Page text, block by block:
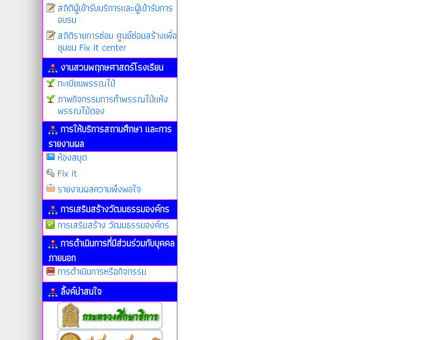
สถิติผู้เข้ารับบริการและผู้เข้ารับการ
อบรม
สถิติรายการซ่อม ศูนย์ซ่อมสร้างเพื่อ
ชุมชน Fix it center
งานสวนพฤกษศาสตร์โรงเรียน
ทะเบียนพรรณไม้
ภาพกิจกรรมการทำพรรณไม้แห้ง
พรรณไม้ดอง
การให้บริการสถานศึกษา และการ
รายงานผล
ห้องสมุด
Fix it
รายงานผลความพึงพอใจ
การเสริมสร้างวัฒนธรรมองค์กร
การเสริมสร้าง วัฒนธรรมองค์กร
การดำเนินการที่มีส่วนร่วมกับบุคคล
ภายนอก
การดำเนินการหรือกิจกรรม
ลิ้งค์น่าสนใจ